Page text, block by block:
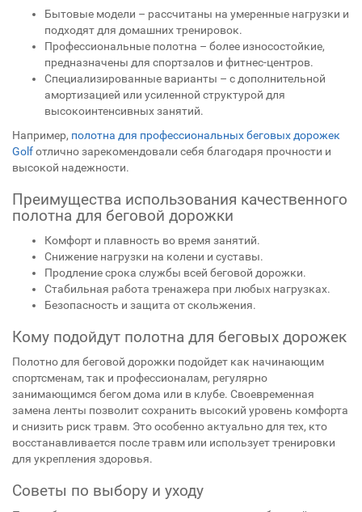
Бытовые модели – рассчитаны на умеренные нагрузки и
подходят для домашних тренировок.
Профессиональные полотна – более износостойкие,
предназначены для спортзалов и фитнес-центров.
Специализированные варианты – с дополнительной
амортизацией или усиленной структурой для
высокоинтенсивных занятий.
Например, полотна для профессиональных беговых дорожек
Golfотлично зарекомендовали себя благодаря прочности и
высокой надежности.
Преимущества использования качественного
полотна для беговой дорожки
Комфорт и плавность во время занятий.
Снижение нагрузки на колени и суставы.
Продление срока службы всей беговой дорожки.
Стабильная работа тренажера при любых нагрузках.
Безопасность и защита от скольжения.
Кому подойдут полотна для беговых дорожек
Полотно для беговой дорожки подойдет как начинающим
спортсменам, так и профессионалам, регулярно
занимающимся бегом дома или в клубе. Своевременная
замена ленты позволит сохранить высокий уровень комфорта
и снизить риск травм. Это особенно актуально для тех, кто
восстанавливается после травм или использует тренировки
для укрепления здоровья.
Советы по выбору и уходу